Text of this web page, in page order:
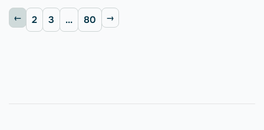
2 3 ... 80